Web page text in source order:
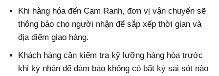
Khi hàng hóa đến Cam Ranh, đơn vị vận chuyển sẽ
thông báo cho người nhận để sắp xếp thời gian và
địa điểm giao hàng.
Khách hàng cần kiểm tra kỹ lưỡng hàng hóa trước
khi ký nhận để đảm bảo không có bất kỳ sai sót nào